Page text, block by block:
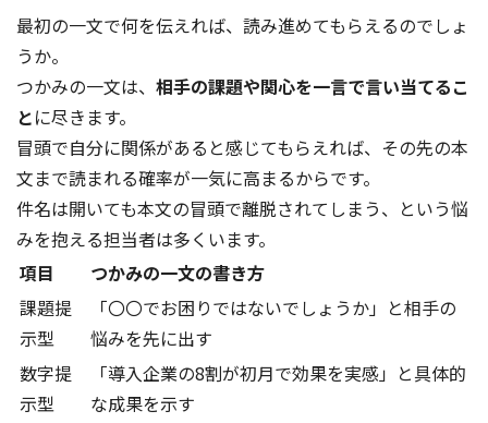
最初の一文で何を伝えれば、読み進めてもらえるのでしょ
うか。
つかみの一文は、 相手の課題や関心を一言で言い当てるこ
とに尽きます。
冒頭で自分に関係があると感じてもらえれば、その先の本
文まで読まれる確率が一気に高まるからです。
件名は開いても本文の冒頭で離脱されてしまう、という悩
みを抱える担当者は多くいます。
項目
つかみの一文の書き方
課題提
示型
「〇〇でお困りではないでしょうか」と相手の
悩みを先に出す
数字提
示型
「導入企業の8割が初月で効果を実感」と具体的
な成果を示す